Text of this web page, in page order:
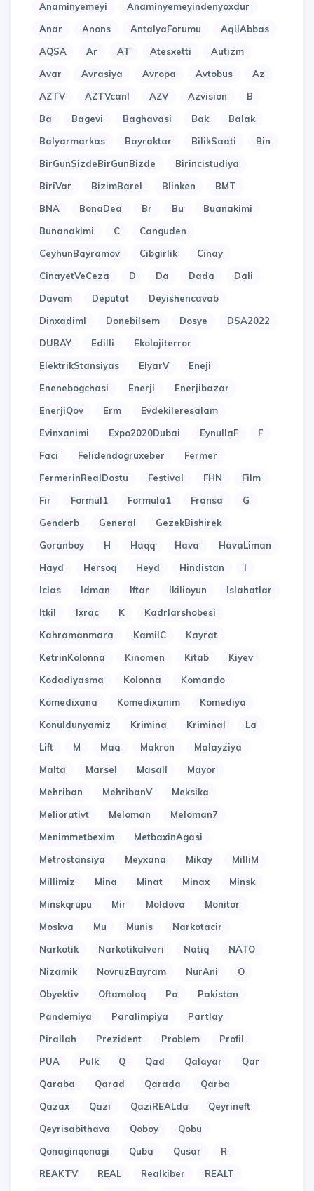
Anaminyemeyi
Anaminyemeyindenyoxdur
Anar
Anons AntalyaForumu
AqilAbbas
AQSA
Ar AT Atesxetti
Autizm
Avar
Avrasiya Avropa Avtobus
Az
AZTV
AZTVcanl AZV Azvision
B
Ba
Bagevi Baghavasi Bak
Balak
Balyarmarkas
Bayraktar BilikSaati
Bin
BirGunSizdeBirGunBizde
Birincistudiya
BiriVar
BizimBarel Blinken
BMT
BNA
BonaDea Br Bu
Buanakimi
Bunanakimi
C
Canguden
CeyhunBayramov
Cibgirlik
Cinay
CinayetVeCeza
D Da Dada
Dali
Davam
Deputat
Deyishencavab
Dinxadiml
Donebilsem Dosye
DSA2022
DUBAY
Edilli
Ekolojiterror
ElektrikStansiyas
ElyarV
Eneji
Enenebogchasi
Enerji
Enerjibazar
EnerjiQov
Erm
Evdekileresalam
Evinxanimi
Expo2020Dubai EynullaF
F
Faci
Felidendogruxeber
Fermer
FermerinRealDostu
Festival FHN
Film
Fir
Formul1 Formula1 Fransa
G
Genderb
General
GezekBishirek
Goranboy
H Haqq Hava
HavaLiman
Hayd
Hersoq Heyd Hindistan
I
Iclas
Idman Iftar Ikilioyun
Islahatlar
Itkil
Ixrac K
Kadrlarshobesi
Kahramanmara
KamilC
Kayrat
KetrinKolonna
Kinomen Kitab
Kiyev
Kodadiyasma
Kolonna
Komando
Komedixana
Komedixanim
Komediya
Konuldunyamiz
Krimina Kriminal
La
Lift
M Maa Makron
Malayziya
Malta
Marsel Masall
Mayor
Mehriban
MehribanV
Meksika
Meliorativt
Meloman
Meloman7
Menimmetbexim
MetbaxinAgasi
Metrostansiya
Meyxana Mikay
MilliM
Millimiz
Mina Minat Minax
Minsk
Minskqrupu
Mir Moldova
Monitor
Moskva
Mu Munis
Narkotacir
Narkotik
Narkotikalveri Natiq
NATO
Nizamik
NovruzBayram NurAni
O
Obyektiv
Oftamoloq Pa
Pakistan
Pandemiya
Paralimpiya
Partlay
Pirallah
Prezident Problem
Profil
PUA
Pulk Q Qad Qalayar
Qar
Qaraba
Qarad Qarada
Qarba
Qazax
Qazi QaziREALda
Qeyrineft
Qeyrisabithava
Qoboy
Qobu
Qonaginqonagi
Quba Qusar
R
REAKTV
REAL Realkiber
REALT